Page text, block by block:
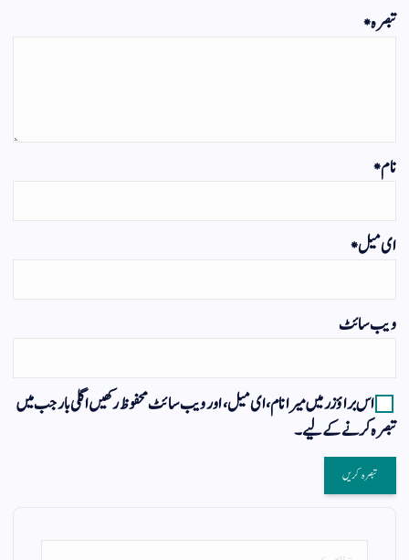
تبصرہ*
نام*
ای میل*
ویب‌ سائٹ
اس براؤزر میں میرا نام، ای میل، اور ویب سائٹ محفوظ رکھیں اگلی بار جب میں
تبصرہ کرنے کےلیے۔